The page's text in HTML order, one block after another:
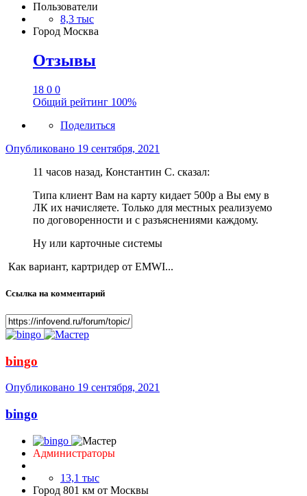
Пользователи
8,3 тыс
Город Москва
Отзывы
18 0 0
Общий рейтинг 100%
Поделиться
Опубликовано 19 сентября, 2021
11 часов назад, Константин С. сказал:
Типа клиент Вам на карту кидает 500р а Вы ему в
ЛК их начисляете. Только для местных реализуемо
по договоренности и с разъяснениями каждому.
Ну или карточные системы
Как вариант, картридер от EMWI...
Ссылка на комментарий
bingo
Опубликовано 19 сентября, 2021
bingo
Администраторы
13,1 тыс
Город 801 км от Москвы